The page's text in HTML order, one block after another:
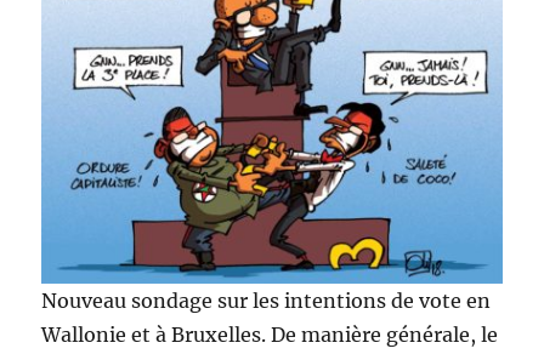
Nouveau sondage sur les intentions de vote en
Wallonie et à Bruxelles. De manière générale, le